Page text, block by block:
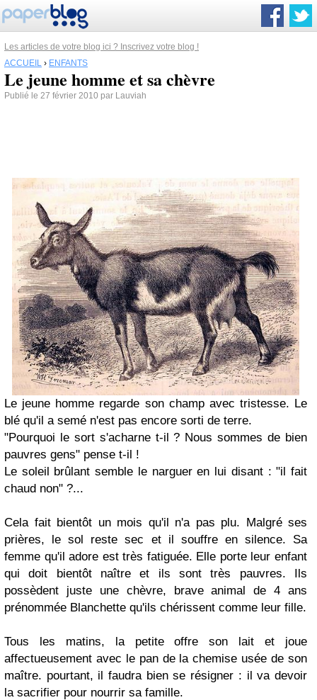
Les articles de votre blog ici ? Inscrivez votre blog !
ACCUEIL › ENFANTS
Le jeune homme et sa chèvre
Publié le 27 février 2010 par Lauviah
Le jeune homme regarde son champ avec tristesse. Le
blé qu'il a semé n'est pas encore sorti de terre.
"Pourquoi le sort s'acharne t-il ? Nous sommes de bien
pauvres gens" pense t-il !
Le soleil brûlant semble le narguer en lui disant : "il fait
chaud non" ?...
Cela fait bientôt un mois qu'il n'a pas plu. Malgré ses
prières, le sol reste sec et il souffre en silence. Sa
femme qu'il adore est très fatiguée. Elle porte leur enfant
qui doit bientôt naître et ils sont très pauvres. Ils
possèdent juste une chèvre, brave animal de 4 ans
prénommée Blanchette qu'ils chérissent comme leur fille.
Tous les matins, la petite offre son lait et joue
affectueusement avec le pan de la chemise usée de son
maître. pourtant, il faudra bien se résigner : il va devoir
la sacrifier pour nourrir sa famille.